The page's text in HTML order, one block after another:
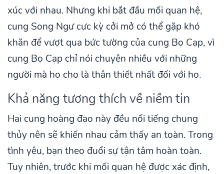
xúc với nhau. Nhưng khi bắt đầu mối quan hệ,
cung Song Ngư cực kỳ cởi mở có thể gặp khó
khăn để vượt qua bức tường của cung Bọ Cạp, vì
cung Bọ Cạp chỉ nói chuyện nhiều với những
người mà họ cho là thân thiết nhất đối với họ.
Khả năng tương thích về niềm tin
Hai cung hoàng đạo này đều nổi tiếng chung
thủy nên sẽ khiến nhau cảm thấy an toàn. Trong
tình yêu, bạn theo đuổi sự tận tâm hoàn toàn.
Tuy nhiên, trước khi mối quan hệ được xác định,